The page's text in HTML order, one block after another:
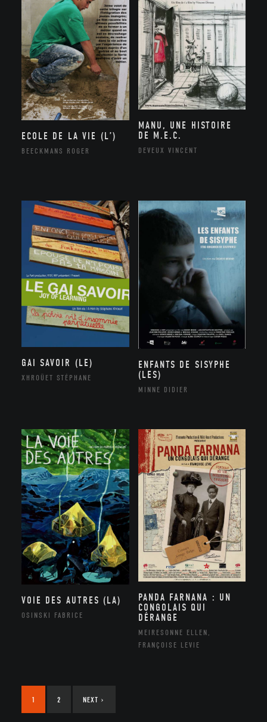
ECOLE DE LA VIE (L’)
BEECKMANS ROGER
MANU, UNE HISTOIRE
DE M.E.C.
DEVEUX VINCENT
GAI SAVOIR (LE)
XHROÜET STÉPHANE
ENFANTS DE SISYPHE
(LES)
MINNE DIDIER
VOIE DES AUTRES (LA)
OSINSKI FABRICE
PANDA FARNANA : UN
CONGOLAIS QUI
DÉRANGE
MEIRESONNE ELLEN,
FRANÇOISE LEVIE
1 2 NEXT ›